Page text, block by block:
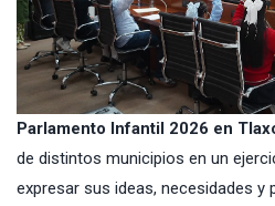
Parlamento Infantil 2026 en
de distintos municipios en un
expresar sus ideas, necesidades y